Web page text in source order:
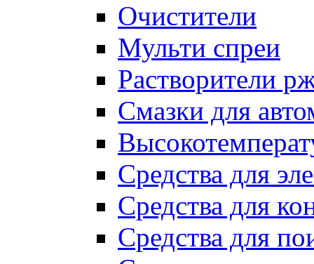
Очистители
Мульти спреи
Растворители
Смазки для
Средства для
Средства для
Средства для